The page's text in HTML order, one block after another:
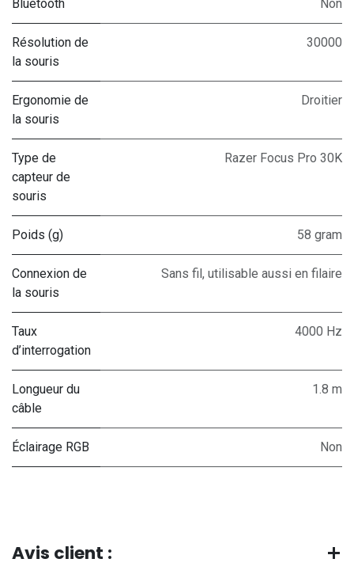
Bluetooth Non
Résolution de
la souris
30000
Ergonomie de
la souris
Droitier
Type de
capteur de
souris
Razer Focus Pro 30K
Poids (g) 58 gram
Connexion de
la souris
Sans fil, utilisable aussi en filaire
Taux
d’interrogation
4000 Hz
Longueur du
câble
1.8 m
Éclairage RGB Non
Avis client :